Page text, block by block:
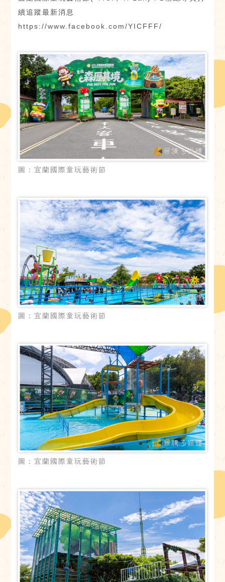
續追蹤最新消息
https://www.facebook.com/YICFFF/
圖：宜蘭國際童玩藝術節
圖：宜蘭國際童玩藝術節
圖：宜蘭國際童玩藝術節